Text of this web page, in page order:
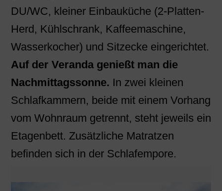
DU/WC, kleiner Einbauküche (2-Platten-
Herd, Kühlschrank, Kaffeemaschine,
Wasserkocher) und Sitzecke eingerichtet.
Auf der Veranda genießt man die
Nachmittagssonne. In zwei kleinen
Schlafkammern, beide mit einem Vorhang
vom Wohnraum getrennt, steht jeweils ein
Etagenbett. Zusätzliche Matratzen
befinden sich in der Schlafempore.